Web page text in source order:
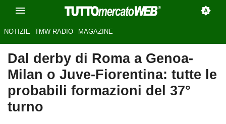
NOTIZIE TMW RADIO MAGAZINE
Dal derby di Roma a Genoa-
Milan o Juve-Fiorentina: tutte le
probabili formazioni del 37°
turno